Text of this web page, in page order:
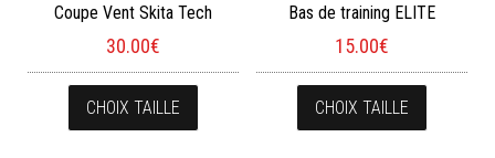
Coupe Vent Skita Tech
30.00€
CHOIX TAILLE
Ce produit a plusieurs variations. Les
Bas de training ELITE
15.00€
CHOIX TAILLE
Ce